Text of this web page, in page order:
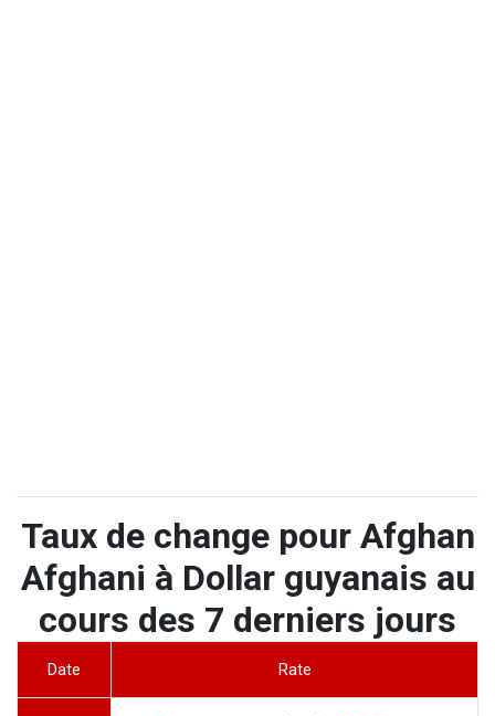
Taux de change pour Afghan
Afghani à Dollar guyanais au
cours des 7 derniers jours
Date Rate